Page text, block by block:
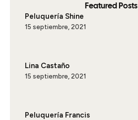
Featured Posts
Peluquería Shine
15 septiembre, 2021
Lina Castaño
15 septiembre, 2021
Peluquería Francis